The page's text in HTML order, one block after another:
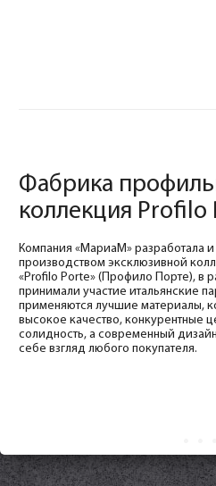
Фабрика
коллекция Profilo
Компания «МариаМ» разработала и
производством эксклюзивной
«Profilo Porte» (Профило Порте), в
принимали участие итальянские
применяются лучшие материалы,
высокое качество, конкурентные
солидность, а современный
себе взгляд любого покупателя.